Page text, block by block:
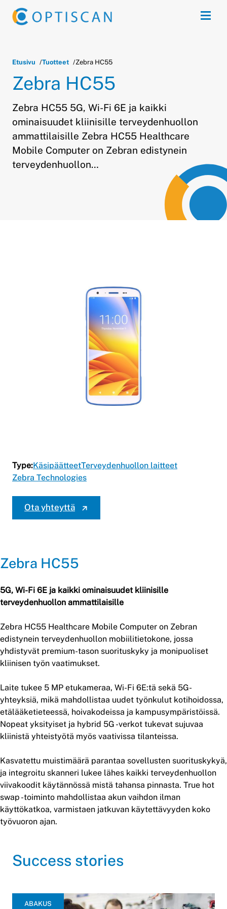
Siirry sisältöön
Avaa
Etusivu Tuotteet Zebra HC55
Zebra HC55
Zebra HC55 5G, Wi-Fi 6E ja kaikki
ominaisuudet kliinisille terveydenhuollon
ammattilaisille Zebra HC55 Healthcare
Mobile Computer on Zebran edistynein
terveydenhuollon…
Type:KäsipäätteetTerveydenhuollon laitteet
Zebra Technologies
Ota yhteyttä
Zebra HC55
5G, Wi-Fi 6E ja kaikki ominaisuudet kliinisille
terveydenhuollon ammattilaisille
Zebra HC55 Healthcare Mobile Computer on Zebran
edistynein terveydenhuollon mobiilitietokone, jossa
yhdistyvät premium-tason suorituskyky ja monipuoliset
kliinisen työn vaatimukset.
Laite tukee 5 MP etukameraa, Wi-Fi 6E:tä sekä 5G-
yhteyksiä, mikä mahdollistaa uudet työnkulut kotihoidossa,
etälääketieteessä, hoivakodeissa ja kampusympäristöissä.
Nopeat yksityiset ja hybrid 5G -verkot tukevat sujuvaa
kliinistä yhteistyötä myös vaativissa tilanteissa.
Kasvatettu muistimäärä parantaa sovellusten suorituskykyä,
ja integroitu skanneri lukee lähes kaikki terveydenhuollon
viivakoodit käytännössä mistä tahansa pinnasta. True hot
swap -toiminto mahdollistaa akun vaihdon ilman
käyttökatkoa, varmistaen jatkuvan käytettävyyden koko
työvuoron ajan.
Success stories
ABAKUS